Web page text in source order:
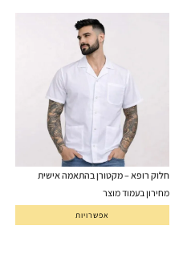
חלוק רופא – מקטורן בהתאמה אישית
מחירון בעמוד מוצר
אפשרויות